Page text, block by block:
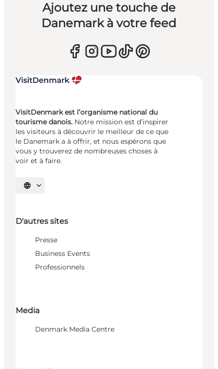
Ajoutez une touche de
Danemark à votre feed
VisitDenmark est l’organisme national du
tourisme danois. Notre mission est d’inspirer
les visiteurs à découvrir le meilleur de ce que
le Danemark a à offrir, et nous espérons que
vous y trouverez de nombreuses choses à
voir et à faire.
Choisissez la langue
D'autres sites
Presse
Business Events
Professionnels
Media
Denmark Media Centre